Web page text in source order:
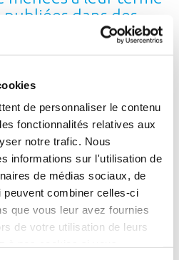
de personnaliser le contenu
fonctionnalités relatives aux
notre trafic. Nous
informations sur l'utilisation de
de médias sociaux, de
peuvent combiner celles-ci
que vous leur avez fournies
de votre utilisation de leurs
dans des
savoir !
induits